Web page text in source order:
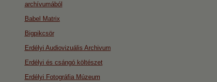
archívumából
Babel Matrix
Bigpikcsör
Erdélyi Audiovizuális Archivum
Erdélyi és csángó költészet
Erdélyi Fotográfia Múzeum